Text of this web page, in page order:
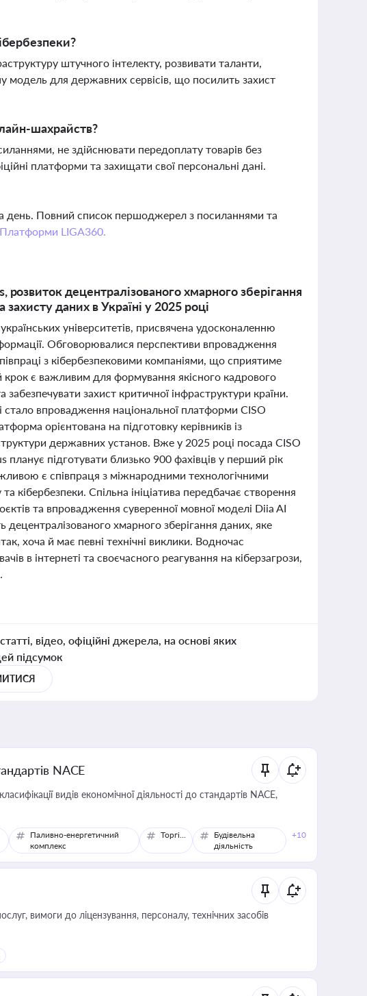
штучного інтелекту, розвивати таланти,
модель для державних сервісів, що посилить захист
шахрайств?
не здійснювати передоплату товарів без
платформи та захищати свої персональні дані.
день. Повний список першоджерел з посиланнями та
Платформи LIGA360.
децентралізованого хмарного зберігання
даних в Україні у 2025 році
університетів, присвячена удосконаленню
Обговорювалися перспективи впровадження
з кібербезпековими компаніями, що сприятиме
крок є важливим для формування якісного кадрового
захист критичної інфраструктури країни.
стало впровадження національної платформи CISO
орієнтована на підготовку керівників із
державних установ. Вже у 2025 році посада CISO
підготувати близько 900 фахівців у перший рік
є співпраця з міжнародними технологічними
кібербезпеки. Спільна ініціатива передбачає створення
та впровадження суверенної мовної моделі Diia AI
децентралізованого хмарного зберігання даних, яке
хоча й має певні технічні виклики. Водночас
в інтернеті та своєчасного реагування на кіберзагрози,
відео, офіційні джерела, на основі яких
підсумок
NACE
видів економічної діяльності до стандартів NACE,
Паливно-енергетичний
комплекс
Торгівля
Будівельна
діяльність
+10
вимоги до ліцензування, персоналу, технічних засобів